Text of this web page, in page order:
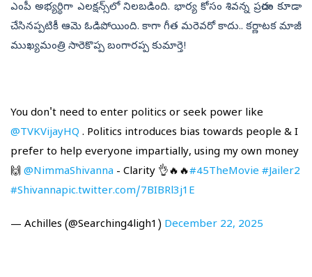
ఎంపీ అభ్యర్థిగా ఎలక్షన్స్‌లో నిలబడింది. భార్య కోసం శివన్న ప్రచారం కూడా
చేసినప్పటికీ ఆమె ఓడిపోయింది. కాగా గీత మరెవరో కాదు.. కర్ణాటక మాజీ
ముఖ్యమంత్రి సారెకొప్ప బంగారప్ప కుమార్తె!
You don't need to enter politics or seek power like
@TVKVijayHQ . Politics introduces bias towards people & I
prefer to help everyone impartially, using my own money
🙌 @NimmaShivanna - Clarity 👌🔥🔥#45TheMovie #Jailer2
#Shivannapic.twitter.com/7BIBRl3j1E
— Achilles (@Searching4ligh1) December 22, 2025